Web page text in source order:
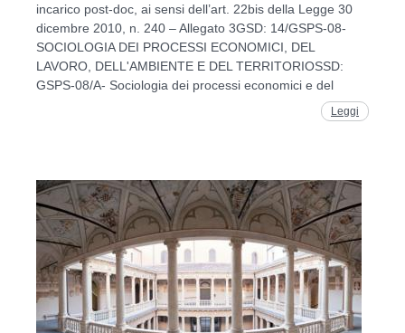
incarico post-doc, ai sensi dell’art. 22bis della Legge 30
dicembre 2010, n. 240 – Allegato 3GSD: 14/GSPS-08-
SOCIOLOGIA DEI PROCESSI ECONOMICI, DEL
LAVORO, DELL'AMBIENTE E DEL TERRITORIOSSD:
GSPS-08/A- Sociologia dei processi economici e del
Leggi